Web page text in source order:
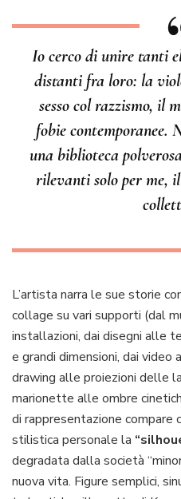
Io cerco di unire tanti
distanti fra loro: la
sesso col razzismo, il
fobie contemporanee.
una biblioteca
rilevanti solo per me,
L’artista narra le sue storie
collage su vari supporti (dal
installazioni, dai disegni alle
e grandi dimensioni, dai
drawing alle proiezioni delle
marionette alle ombre
di rappresentazione compare
stilistica personale la
degradata dalla società
nuova vita. Figure semplici,